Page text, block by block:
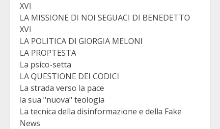
XVI
LA MISSIONE DI NOI SEGUACI DI BENEDETTO
XVI
LA POLITICA DI GIORGIA MELONI
LA PROPTESTA
La psico-setta
LA QUESTIONE DEI CODICI
La strada verso la pace
la sua "nuova" teologia
La tecnica della disinformazione e della Fake
News